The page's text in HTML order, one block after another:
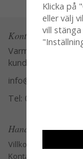
Kontakta oss
Varmt välkommen
kundtjänst.
Tel: 079-3495968
Handla
Villkor
Kontakta oss
Klicka på
eller välj
vill